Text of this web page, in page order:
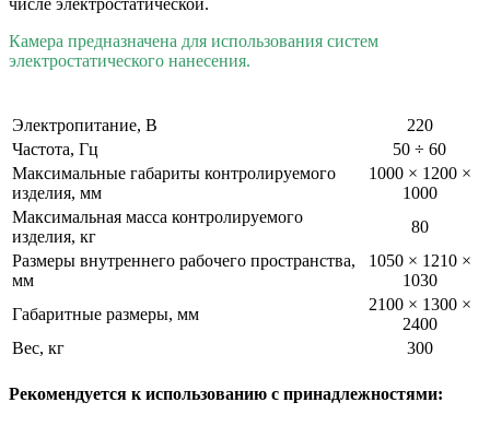
Камера предназначена для использования систем
электростатического нанесения.
Электропитание, В
220
Частота, Гц
50 ÷ 60
Максимальные габариты контролируемого
изделия, мм
1000 × 1200 ×
1000
Максимальная масса контролируемого
изделия, кг
80
Размеры внутреннего рабочего пространства,
мм
1050 × 1210 ×
1030
Габаритные размеры, мм
2100 × 1300 ×
2400
Вес, кг
300
Рекомендуется к использованию с принадлежностями: